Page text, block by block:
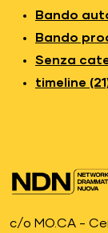
Bando
Bando
Senza
timeline
c/o MO.CA -